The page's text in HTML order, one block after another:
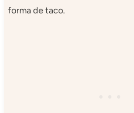
forma de taco.